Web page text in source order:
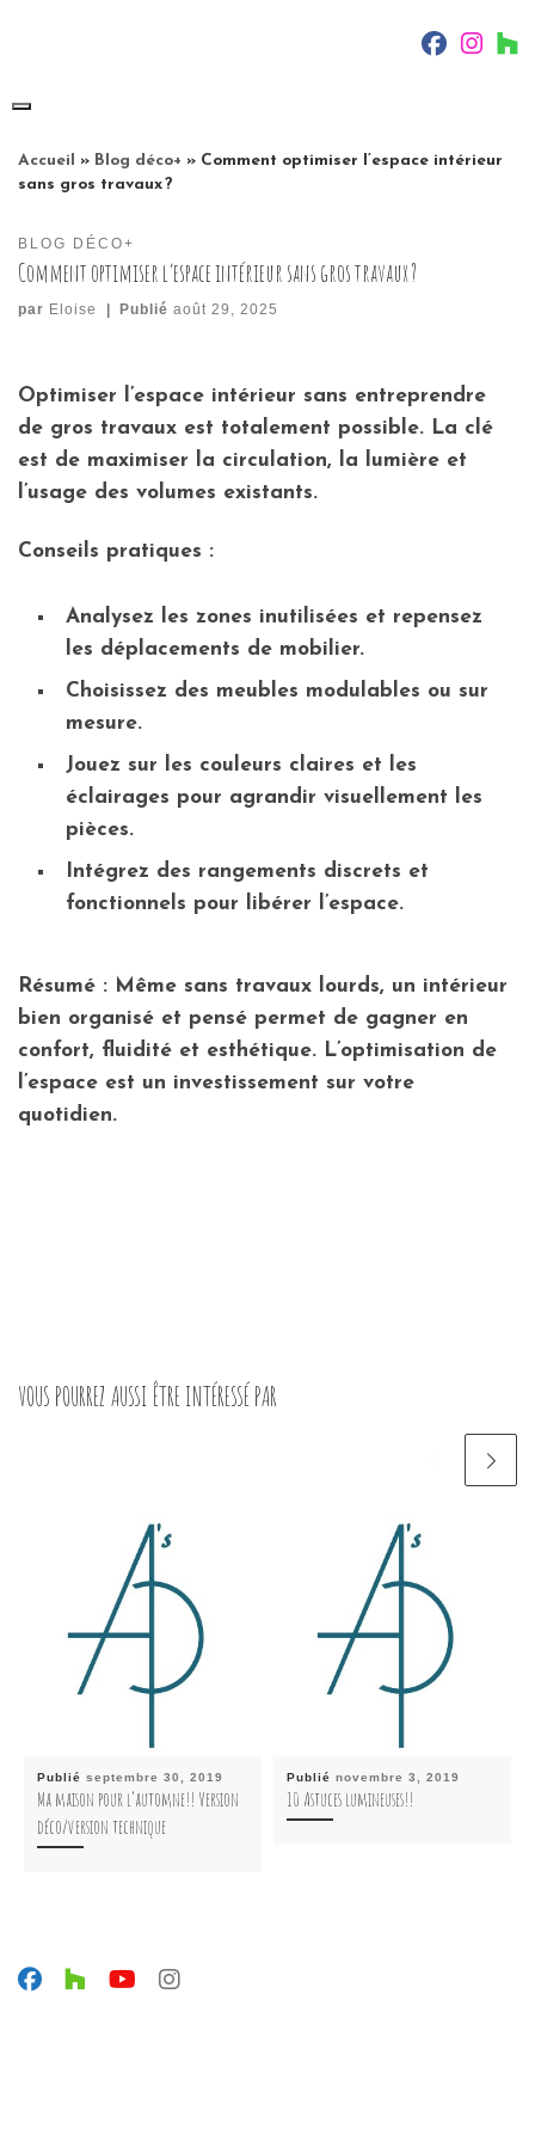
fab fa-
fab
Accueil » Blog déco+ » Comment optimiser l’espace intérieur
sans gros travaux ?
BLOG DÉCO+
Comment optimiser l’espace intérieur sans gros travaux ?
par Eloise | Publiéaoût 29, 2025
Optimiser l’espace intérieur sans entreprendre
de gros travaux est totalement possible. La clé
est de maximiser la circulation, la lumière et
l’usage des volumes existants.
Conseils pratiques :
Analysez les zones inutilisées et repensez
les déplacements de mobilier.
Choisissez des meubles modulables ou sur
mesure.
Jouez sur les couleurs claires et les
éclairages pour agrandir visuellement les
pièces.
Intégrez des rangements discrets et
fonctionnels pour libérer l’espace.
Résumé : Même sans travaux lourds, un intérieur
bien organisé et pensé permet de gagner en
confort, fluidité et esthétique. L’optimisation de
l’espace est un investissement sur votre
quotidien.
VOUS POURREZ AUSSI ÊTRE INTÉRESSÉ PAR
Publiéseptembre 30, 2019
Ma maison pour l’automne!! Version
déco/version technique
Publiénovembre 3, 2019
10 Astuces lumineuses!!